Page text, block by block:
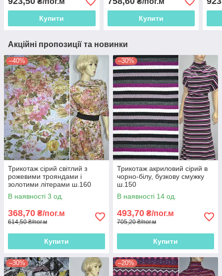
Купити Купити
Акційні пропозиції та новинки
–40%
Трикотаж сірий світлий з
рожевими трояндами і
золотими літерами ш.160
В наявності 3 од.
368,70 ₴/пог.м
614,50 ₴/пог.м
Купити
–30%
Трикотаж акриловий сірий в
чорно-білу, бузкову смужку
ш.150
В наявності 14 од.
493,70 ₴/пог.м
705,20 ₴/пог.м
Купити
–30% –20%